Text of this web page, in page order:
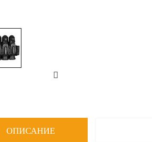
ОПИСАНИЕ